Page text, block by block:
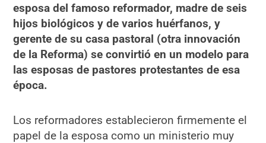
esposa del famoso reformador, madre de seis
hijos biológicos y de varios huérfanos, y
gerente de su casa pastoral (otra innovación
de la Reforma) se convirtió en un modelo para
las esposas de pastores protestantes de esa
época.
Los reformadores establecieron firmemente el
papel de la esposa como un ministerio muy